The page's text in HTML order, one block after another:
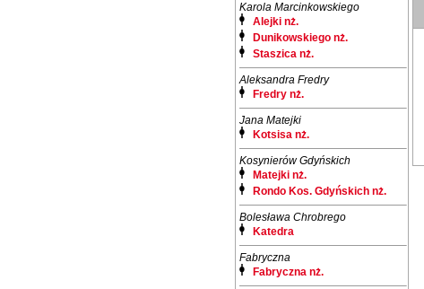
Karola Marcinkowskiego
Alejki nż.
Dunikowskiego nż.
Staszica nż.
Aleksandra Fredry
Fredry nż.
Jana Matejki
Kotsisa nż.
Kosynierów Gdyńskich
Matejki nż.
Rondo Kos. Gdyńskich nż.
Bolesława Chrobrego
Katedra
Fabryczna
Fabryczna nż.